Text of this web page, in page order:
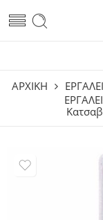
ΑΡΧΙΚΗ